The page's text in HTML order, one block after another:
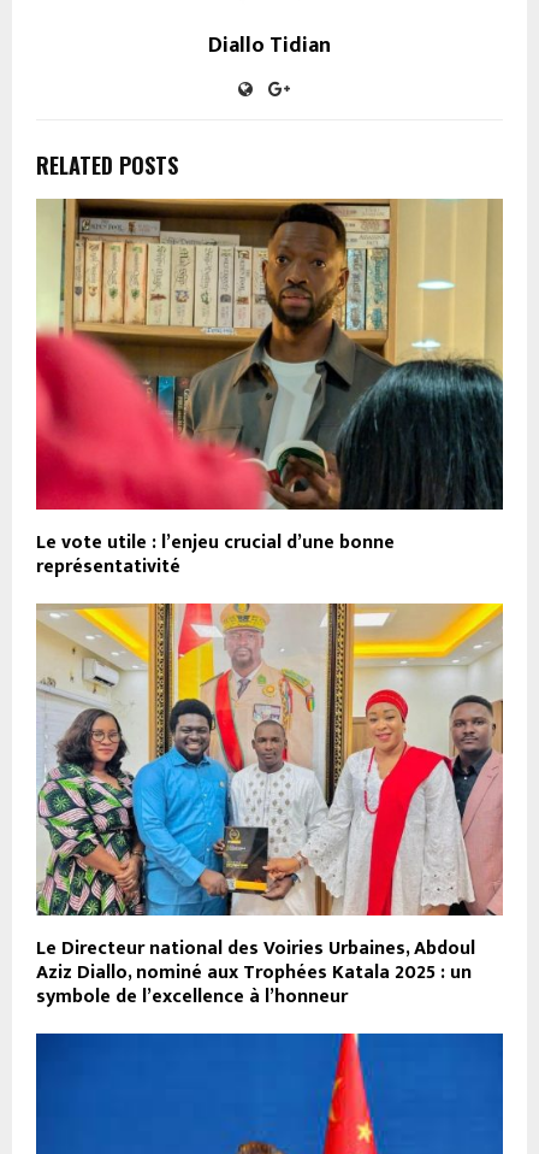
Diallo Tidian
RELATED POSTS
Le vote utile : l’enjeu crucial d’une bonne
représentativité
Le Directeur national des Voiries Urbaines, Abdoul
Aziz Diallo, nominé aux Trophées Katala 2025 : un
symbole de l’excellence à l’honneur